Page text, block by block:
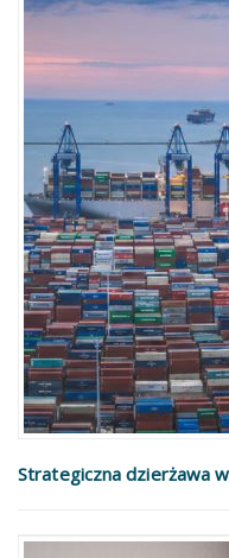
Strategiczna dzierżawa